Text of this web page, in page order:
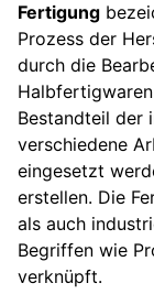
Fertigung
Prozess der
durch die
Bestandteil der
verschiedene
eingesetzt
erstellen. Die
als auch
Begriffen wie
verknüpft.